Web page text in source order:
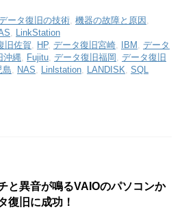
ータ復旧の技術, 機器の故障と原因 ,
, LinkStation
旧佐賀, HP, データ復旧宮崎, IBM , データ
沖縄, Fujitu, データ復旧福岡 , データ復旧
島, NAS, Linlstation, LANDISK, SQL
と異音が鳴るVAIOのパソコンか
復旧に成功！